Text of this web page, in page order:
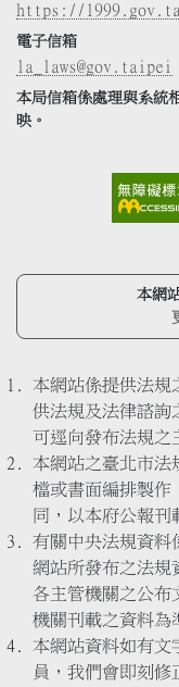
https://
電子信箱
la_laws@gov.taipei
本局信箱係處理與系統
映。
本網
本網站係提供法規
供法規及法律諮詢
可逕向發布法規之
本網站之臺北市法
檔或書面編排製作
同，以本府公報刊
有關中央法規資料
網站所發布之法規
各主管機關之公布
機關刊載之資料為
本網站資料如有文
員，我們會即刻修